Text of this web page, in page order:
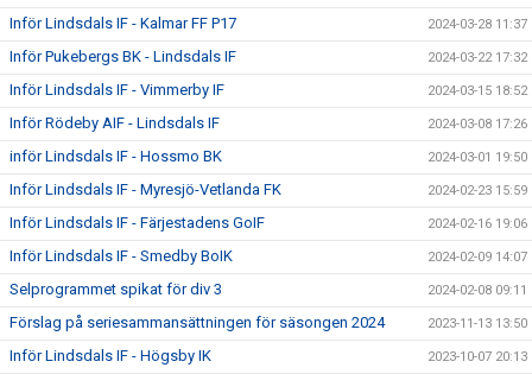
Inför Lindsdals IF - Kalmar FF P17 2024-03-28 11:37
Inför Pukebergs BK - Lindsdals IF 2024-03-22 17:32
Inför Lindsdals IF - Vimmerby IF 2024-03-15 18:52
Inför Rödeby AIF - Lindsdals IF 2024-03-08 17:26
inför Lindsdals IF - Hossmo BK 2024-03-01 19:50
Inför Lindsdals IF - Myresjö-Vetlanda FK 2024-02-23 15:59
Inför Lindsdals IF - Färjestadens GoIF 2024-02-16 19:06
Inför Lindsdals IF - Smedby BoIK 2024-02-09 14:07
Selprogrammet spikat för div 3 2024-02-08 09:11
Förslag på seriesammansättningen för säsongen 2024 2023-11-13 13:50
Inför Lindsdals IF - Högsby IK 2023-10-07 20:13